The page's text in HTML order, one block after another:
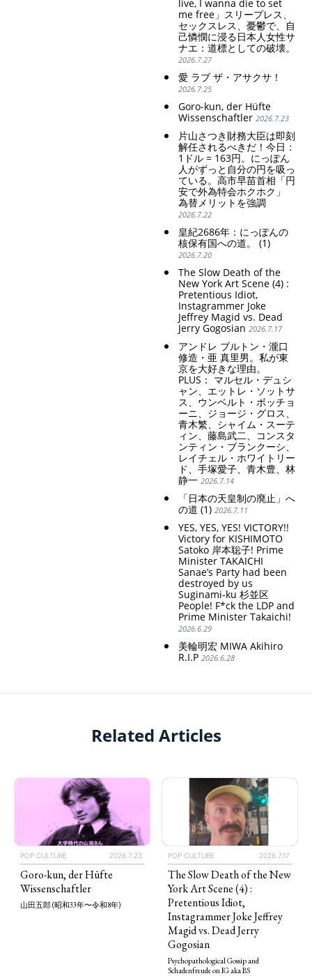
live, I wanna die to set
me free」スリープレス、
セックスレス、憂鬱で、自
己憐憫に浸る日本人女性サ
ナエ：道標としての破壊。
2026.7.27
愛 ラブ ザ・アサクサ！
2026.7.25
Goro-kun, der Hüfte
Wissenschaftler 2026.7.23
片山さつき財務大臣は即刻
解任されるべきだ！今日：
1ドル = 163円。にっぽん
人がずっと自分の円を吸っ
ている。高市早苗首相「円
安で外為特会ホクホク」
為替メリットを強調
2026.7.22
皇紀2686年：にっぽんの
核保有国への道。 (1)
2026.7.20
The Slow Death of the
New York Art Scene (4) :
Pretentious Idiot,
Instagrammer Joke
Jeffrey Magid vs. Dead
Jerry Gogosian 2026.7.17
アンドレ ブルトン・瀧口
修造・亜 真里男。私が東
京を大好きな理由。
PLUS： マルセル・デュシ
ャン、エットレ・ソットサ
ス、ウンベルト・ボッチョ
ーニ、ジョージ・グロス、
青木繁、シャイム・スーテ
ィン、藤島武二、コンスタ
ンティン・ブランクーシ、
レイチェル・ホワイトリー
ド、手塚愛子、青木豊、林
静一 2026.7.14
「日本の天皇制の廃止」へ
の道 (1) 2026.7.11
YES, YES, YES! VICTORY!!
Victory for KISHIMOTO
Satoko 岸本聡子! Prime
Minister TAKAICHI
Sanae’s Party had been
destroyed by us
Suginami-ku 杉並区
People! F*ck the LDP and
Prime Minister Takaichi!
2026.6.29
美輪明宏 MIWA Akihiro
R.I.P 2026.6.28
Related Articles
POP CULTURE 2026.7.23
Goro-kun, der Hüfte
Wissenschaftler
山田五郎 (昭和33年〜令和8年)
POP CULTURE 2026.7.17
The Slow Death of the New
York Art Scene (4) :
Pretentious Idiot,
Instagrammer Joke Jeffrey
Magid vs. Dead Jerry
Gogosian
Psychopathological Gossip and
Schadenfreude on IG aka BS